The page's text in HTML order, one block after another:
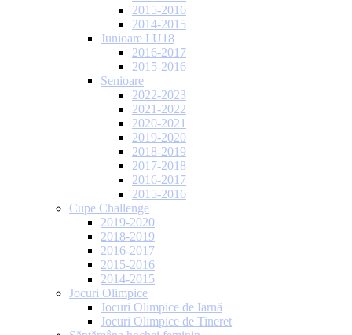
2015-2016
2014-2015
Junioare I U18
2016-2017
2015-2016
Senioare
2022-2023
2021-2022
2020-2021
2019-2020
2018-2019
2017-2018
2016-2017
2015-2016
Cupe Challenge
2019-2020
2018-2019
2016-2017
2015-2016
2014-2015
Jocuri Olimpice
Jocuri Olimpice de Iarnă
Jocuri Olimpice de Tineret